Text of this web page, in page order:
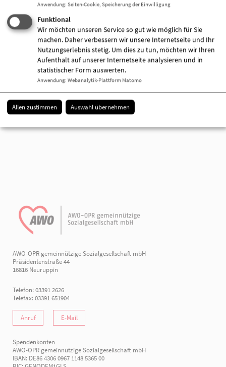
Das Unternehmen Britax-Römer hatte der AWO
insgesamt 430 Kinderwagen im Wert von circa
140.000 Euro zur Verfügung gestellt. Im Rahmen
dieser einmaligen Spendenaktion verteilt die AWO
die Kinderwagen nun bundesweit an bedürftige
Familien und an Kindertagesstätten.
Frau Maryan steht kurz vor der Geburt ihres Kindes
und wohnt derzeit im Asylbewerberheim in
Neuruppin. Die Somalierin kam im Juli 2012 nach
Deutschland und befindet sich derzeit im Status der
Aufenthaltsgestattung. Die Arbeiterwohlfahrt
AWO-OPR gemeinnützige Sozialgesellschaft mbH
Präsidentenstraße 44
16816 Neuruppin
Telefon: 03391 2626
Telefax: 03391 651904
Anruf E-Mail
Spendenkonten
AWO-OPR gemeinnützige Sozialgesellschaft mbH
IBAN: DE86 4306 0967 1148 5365 00
Anwendung: Seiten-Cookie, Speicherung der Einwilligung
Funktional
Wir möchten unseren Service so gut wie möglich für Sie
machen. Daher verbessern wir unsere Internetseite und Ihr
Nutzungserlebnis stetig. Um dies zu tun, möchten wir Ihren
Aufenthalt auf unserer Internetseite analysieren und in
statistischer Form auswerten.
Anwendung: Webanalytik-Plattform Matomo
Allen zustimmen Auswahl übernehmen